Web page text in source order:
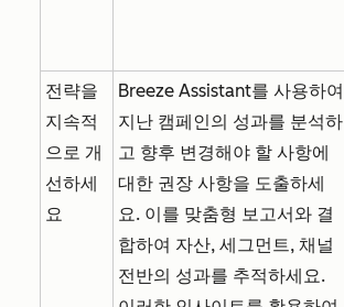
전략을
지속적
으로 개
선하세
요
Breeze Assistant를 사용하여
지난 캠페인의 성과를 분석하
고 향후 변경해야 할 사항에
대한 권장 사항을 도출하세
요. 이를 맞춤형 보고서와 결
합하여 자산, 세그먼트, 채널
전반의 성과를 추적하세요.